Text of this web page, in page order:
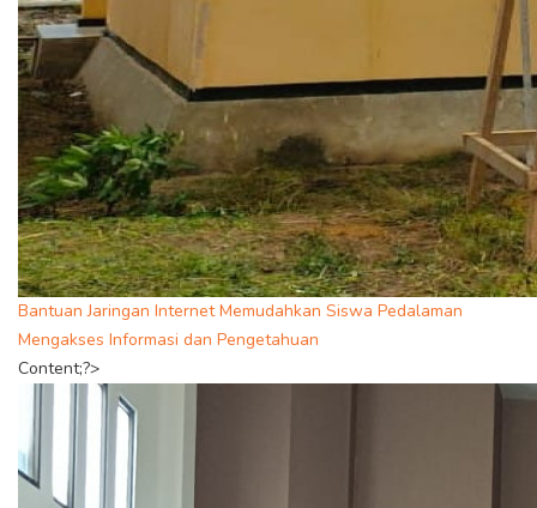
Bantuan Jaringan Internet Memudahkan Siswa Pedalaman
Mengakses Informasi dan Pengetahuan
Content;?>